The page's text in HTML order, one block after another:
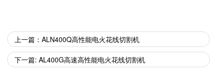
上一篇：ALN400Q高性能电火花线切割机
下一篇: AL400G高速高性能电火花线切割机